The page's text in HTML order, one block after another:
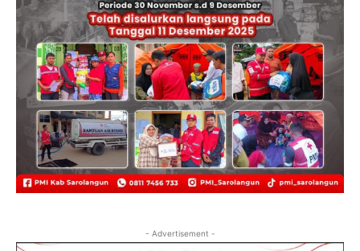
- Advertisement -